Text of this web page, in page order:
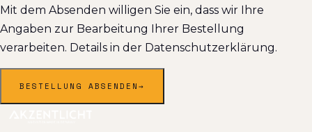
Mit dem Absenden willigen Sie ein, dass wir Ihre
Angaben zur Bearbeitung Ihrer Bestellung
verarbeiten. Details in der Datenschutzerklärung.
BESTELLUNG ABSENDEN→